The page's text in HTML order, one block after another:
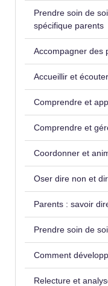
Prendre soin de
spécifique parents
Accompagner des
Accueillir et écouter
Comprendre et
Comprendre et
Coordonner et
Oser dire non et
Parents : savoir
Prendre soin de
Comment
Relecture et